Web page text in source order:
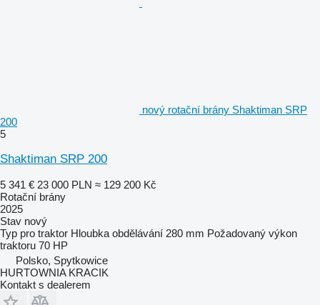
nový rotační brány Shaktiman SRP
200
5
Shaktiman SRP 200
5 341 € 23 000 PLN ≈ 129 200 Kč
Rotační brány
2025
Stav nový
Typ pro traktor Hloubka obdělávání 280 mm Požadovaný výkon
traktoru 70 HP
Polsko, Spytkowice
HURTOWNIA KRACIK
Kontakt s dealerem